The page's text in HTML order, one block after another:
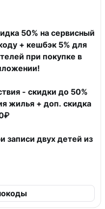
50% на сервисный
+ кешбэк 5% для
при покупке в
- скидки до 50%
жилья + доп. скидка
записи двух детей из